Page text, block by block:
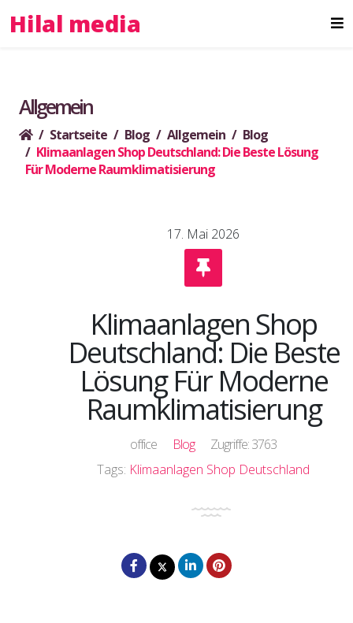
Hilal media
Allgemein
Startseite Blog Allgemein
Blog
Klimaanlagen Shop Deutschland: Die Beste Lösung
Für Moderne Raumklimatisierung
17. Mai 2026
Klimaanlagen Shop
Deutschland: Die Beste
Lösung Für Moderne
Raumklimatisierung
office Blog
Zugriffe: 3763
Tags: Klimaanlagen Shop Deutschland